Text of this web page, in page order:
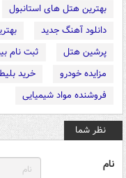
بهترین هتل های استانبول
دانلود آهنگ جدید
پرشین هتل
ثبت نام
مزایده خودرو
خرید
فروشنده مواد شیمیایی
نظر شما
نام